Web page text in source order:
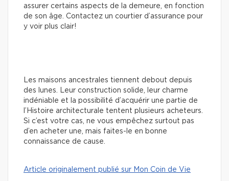
assurer certains aspects de la demeure, en fonction
de son âge. Contactez un courtier d’assurance pour
y voir plus clair!
Les maisons ancestrales tiennent debout depuis
des lunes. Leur construction solide, leur charme
indéniable et la possibilité d’acquérir une partie de
l’Histoire architecturale tentent plusieurs acheteurs.
Si c’est votre cas, ne vous empêchez surtout pas
d’en acheter une, mais faites-le en bonne
connaissance de cause.
Article originalement publié sur Mon Coin de Vie